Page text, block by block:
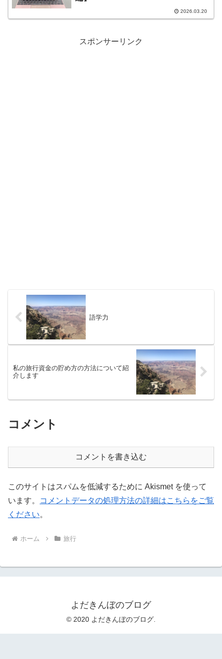
2026.03.20
スポンサーリンク
語学力
私の旅行資金の貯め方の方法について紹
介します
コメント
コメントを書き込む
このサイトはスパムを低減するために Akismet を使って
います。
コメントデータの処理方法の詳細はこちらをご覧
ください。
ホーム 旅行
よだきんぼのブログ
© 2020 よだきんぼのブログ.